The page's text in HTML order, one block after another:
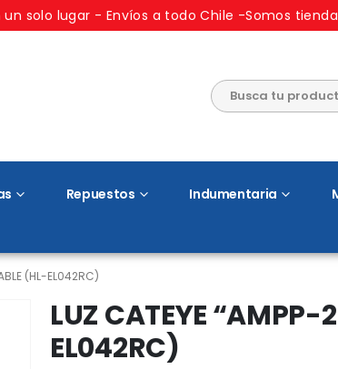
un solo lugar - Envíos a todo Chile -Somos
Repuestos Indumentaria
(HL-EL042RC)
LUZ CATEYE “AMPP-
EL042RC)